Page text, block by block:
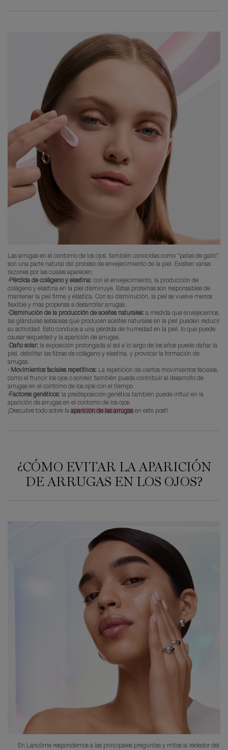
Las arrugas en el contorno de los ojos, también conocidas como "patas de gallo",
son una parte natural del proceso de envejecimiento de la piel. Existen varias
razones por las cuales aparecen:
·Pérdida de colágeno y elastina: con el envejecimiento, la producción de
colágeno y elastina en la piel disminuye. Estas proteínas son responsables de
mantener la piel firme y elástica. Con su disminución, la piel se vuelve menos
flexible y más propensa a desarrollar arrugas.
·Disminución de la producción de aceites naturales: a medida que envejecemos,
las glándulas sebáceas que producen aceites naturales en la piel pueden reducir
su actividad. Esto conduce a una pérdida de humedad en la piel, lo que puede
causar sequedad y la aparición de arrugas.
·Daño solar: la exposición prolongada al sol a lo largo de los años puede dañar la
piel, debilitar las fibras de colágeno y elastina, y provocar la formación de
arrugas.
· Movimientos faciales repetitivos: La repetición de ciertos movimientos faciales,
como el fruncir los ojos o sonreír, también puede contribuir al desarrollo de
arrugas en el contorno de los ojos con el tiempo.
·Factores genéticos: la predisposición genética también puede influir en la
aparición de arrugas en el contorno de los ojos.
¡Descubre todo sobre la aparición de las arrugas en este post!
¿CÓMO EVITAR LA APARICIÓN
DE ARRUGAS EN LOS OJOS?
En Lancôme respondemos a las principales preguntas y mitos al rededor del